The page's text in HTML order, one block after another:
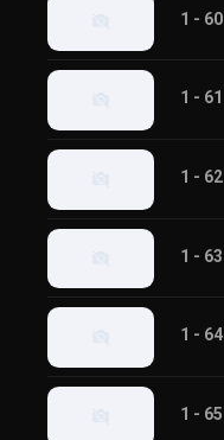
1 - 60
1 - 61
1 - 62
1 - 63
1 - 64
1 - 65